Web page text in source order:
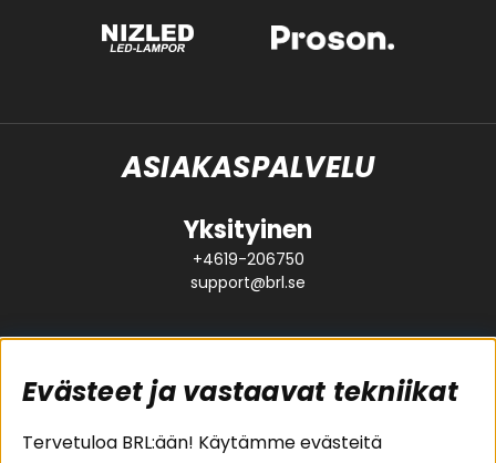
ASIAKASPALVELU
Yksityinen
+4619-206750
support@brl.se
Suositut sivut Asiakaspalvelu
Evästeet ja vastaavat tekniikat
Tervetuloa BRL:ään! Käytämme evästeitä